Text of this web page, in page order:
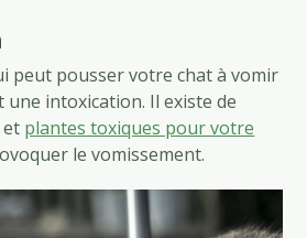
peut pousser votre chat à vomir
intoxication. Il existe de
plantes toxiques pour votre
le vomissement.